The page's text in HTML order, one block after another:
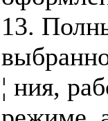
13.
¦ ния,